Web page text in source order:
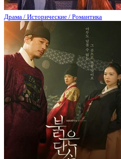
Драма / Исторические / Романтика